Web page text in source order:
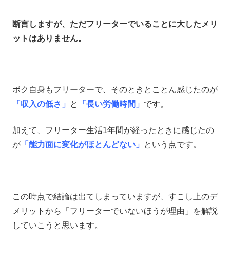
断言しますが、ただフリーターでいることに大したメリ
ットはありません。
ボク自身もフリーターで、そのときとことん感じたのが
「収入の低さ」
と 「長い労働時間」 です。
加えて、フリーター生活1年間が経ったときに感じたの
が 「能力面に変化がほとんどない」 という点です。
この時点で結論は出てしまっていますが、すこし上のデ
メリットから「フリーターでいないほうが理由」を解説
していこうと思います。